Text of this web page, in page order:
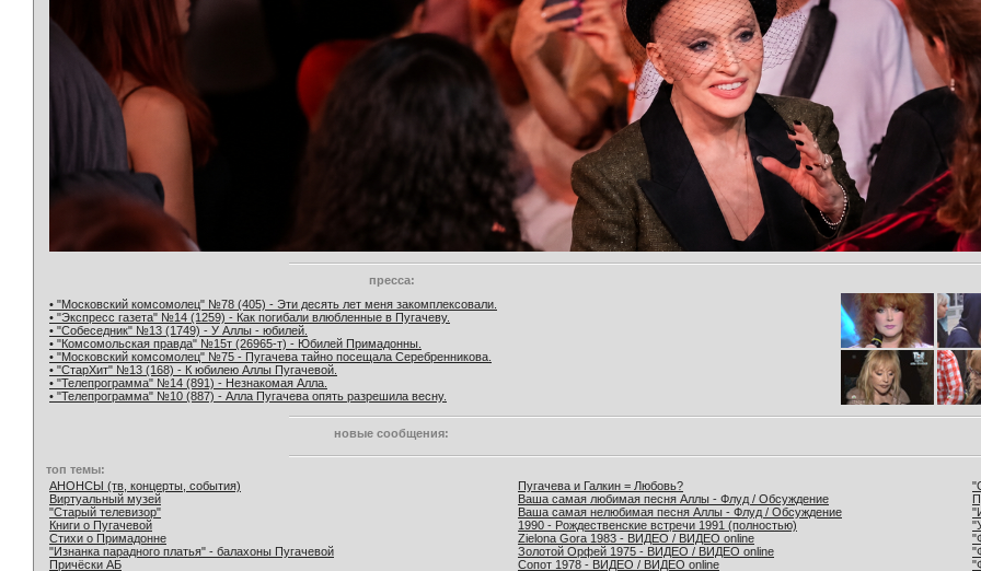
пресса:
• "Московский комсомолец" №78 (405) - Эти десять лет меня закомплексовали.
• "Экспресс газета" №14 (1259) - Как погибали влюбленные в Пугачеву.
• "Собеседник" №13 (1749) - У Аллы - юбилей.
• "Комсомольская правда" №15т (26965-т) - Юбилей Примадонны.
• "Московский комсомолец" №75 - Пугачева тайно посещала Серебренникова.
• "СтарХит" №13 (168) - К юбилею Аллы Пугачевой.
• "Телепрограмма" №14 (891) - Незнакомая Алла.
• "Телепрограмма" №10 (887) - Алла Пугачева опять разрешила весну.
новые сообщения:
топ темы:
АНОНСЫ (тв, концерты, события)
Виртуальный музей
"Старый телевизор"
Книги о Пугачевой
Стихи о Примадонне
"Изнанка парадного платья" - балахоны Пугачевой
Причёски АБ
Пугачева и Галкин = Любовь?
Ваша самая любимая песня Аллы - Флуд / Обсуждение
Ваша самая нелюбимая песня Аллы - Флуд / Обсуждение
1990 - Рождественские встречи 1991 (полностью)
Zielona Gora 1983 - ВИДЕО / ВИДЕО online
Золотой Орфей 1975 - ВИДЕО / ВИДЕО online
Сопот 1978 - ВИДЕО / ВИДЕО online